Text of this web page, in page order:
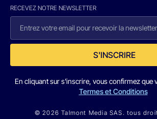
RECEVEZ NOTRE NEWSLETTER
S'INSCRIRE
En cliquant sur s'inscrire, vous confirmez que
Termes et Conditions
© 2026 Talmont Media SAS. tous